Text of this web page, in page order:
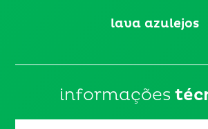
lava azulejos
informações